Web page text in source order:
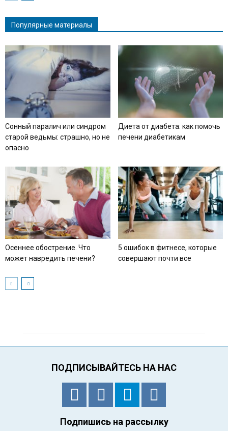
Популярные материалы
Сонный паралич или синдром
старой ведьмы: страшно, но не
опасно
Диета от диабета: как помочь
печени диабетикам
Осеннее обострение. Что
может навредить печени?
5 ошибок в фитнесе, которые
совершают почти все
ПОДПИСЫВАЙТЕСЬ НА НАС
Подпишись на рассылку